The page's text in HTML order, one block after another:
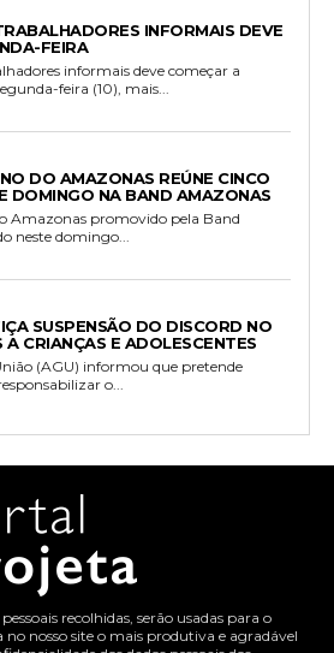
INFORMAIS DEVE
FEIRA
informais deve começar a
feira (10), mais...
DO AMAZONAS REÚNE CINCO
DOMINGO NA BAND AMAZONAS
Amazonas promovido pela Band
neste domingo...
SUSPENSÃO DO DISCORD NO
A CRIANÇAS E ADOLESCENTES
(AGU) informou que pretende
o...
recolhidas, serão usadas para o
nosso site o mais produtiva e agradável